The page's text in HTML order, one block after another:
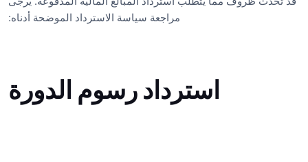
مراجعة سياسة الاسترداد الموضحة أدناه:
استرداد رسوم الدورة